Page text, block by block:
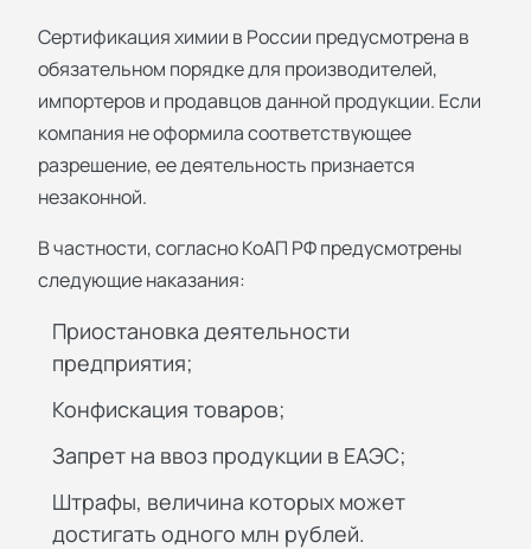
Сертификация химии в России предусмотрена в
обязательном порядке для производителей,
импортеров и продавцов данной продукции. Если
компания не оформила соответствующее
разрешение, ее деятельность признается
незаконной.
В частности, согласно КоАП РФ предусмотрены
следующие наказания:
Приостановка деятельности
предприятия;
Конфискация товаров;
Запрет на ввоз продукции в ЕАЭС;
Штрафы, величина которых может
достигать одного млн рублей.